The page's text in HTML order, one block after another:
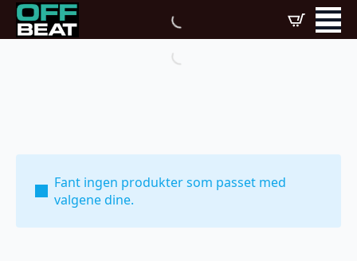
Fant ingen produkter som passet med
valgene dine.